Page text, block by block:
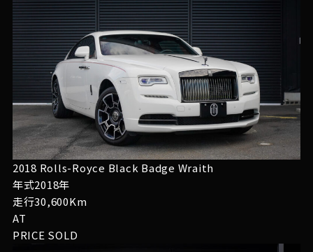
2018 Rolls-Royce Black Badge Wraith
年式2018年
走行30,600Km
AT
PRICE SOLD